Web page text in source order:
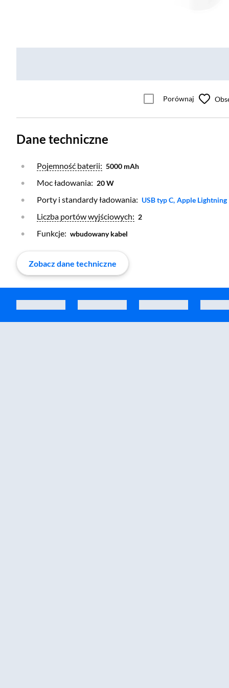
Porównaj
Dane techniczne
Otwórz warstwę
Pojemność baterii: 5000 mAh
Moc ładowania: 20 W
Porty i standardy ładowania: Otwórz warstwę
USB typ C, Otwórz warstwę
Apple Lightning
Otwórz warstwę
Liczba portów wyjściowych: 2
Funkcje: wbudowany kabel
Zobacz dane techniczne